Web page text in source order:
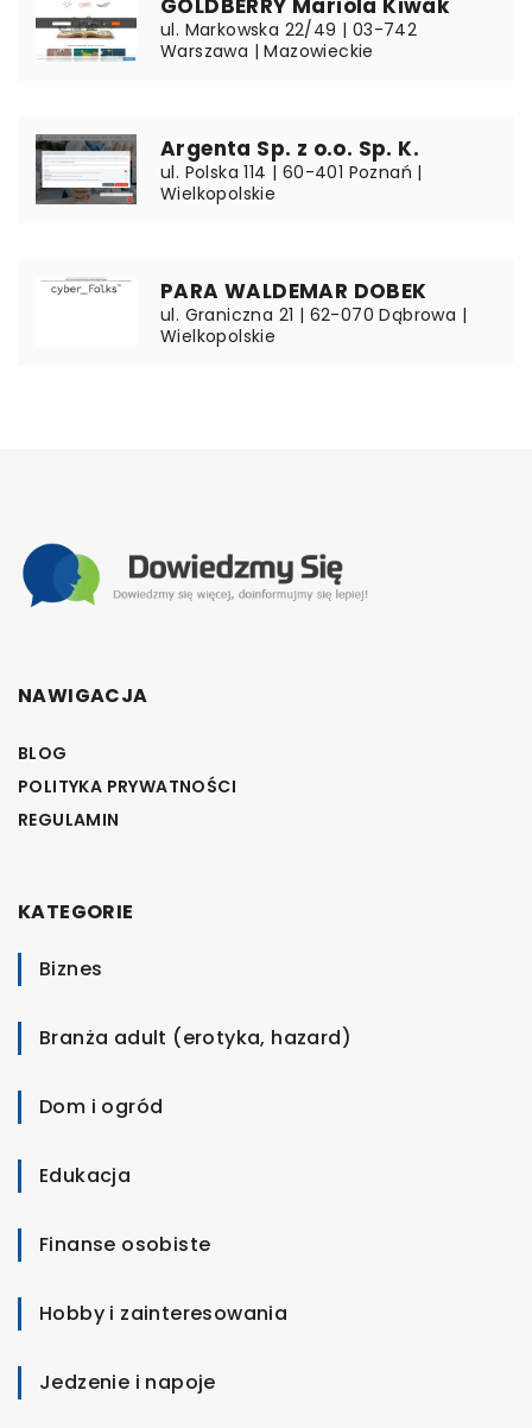
ul. Markowska 22/49 | 03-742
Warszawa | Mazowieckie
Argenta Sp. z o.o. Sp. K.
ul. Polska 114 | 60-401 Poznań |
Wielkopolskie
PARA WALDEMAR DOBEK
ul. Graniczna 21 | 62-070 Dąbrowa |
Wielkopolskie
NAWIGACJA
BLOG
POLITYKA PRYWATNOŚCI
REGULAMIN
KATEGORIE
Biznes
Branża adult (erotyka, hazard)
Dom i ogród
Edukacja
Finanse osobiste
Hobby i zainteresowania
Jedzenie i napoje